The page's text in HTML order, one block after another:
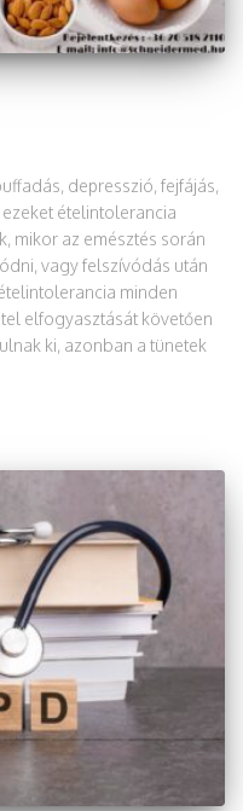
depresszió, fejfájás,
ételintolerancia
mikor az emésztés során
vagy felszívódás után
minden
elfogyasztását követően
ki, azonban a tünetek